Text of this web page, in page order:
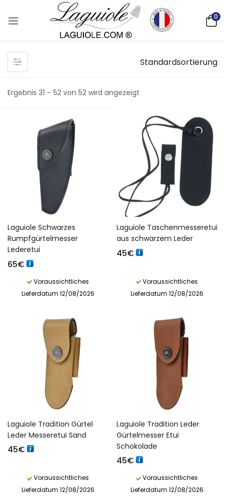
Deutsch)
0
Ergebnis 31 – 52 von 52 wird angezeigt
Standardsortierung
Laguiole Schwarzes
Rumpfgürtelmesser
Lederetui
65€
Voraussichtliches
Lieferdatum 12/08/2026
Laguiole Taschenmesseretui
aus schwarzem Leder
45€
Voraussichtliches
Lieferdatum 12/08/2026
Laguiole Tradition Gürtel
Leder Messeretui Sand
45€
Voraussichtliches
Lieferdatum 12/08/2026
Laguiole Tradition Leder
Gürtelmesser Etui
Schokolade
45€
Voraussichtliches
Lieferdatum 12/08/2026